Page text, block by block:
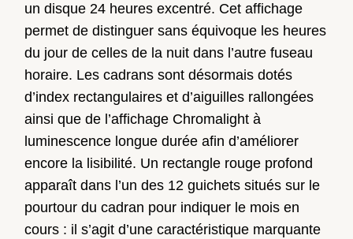
un disque 24 heures excentré. Cet affichage
permet de distinguer sans équivoque les heures
du jour de celles de la nuit dans l’autre fuseau
horaire. Les cadrans sont désormais dotés
d’index rectangulaires et d’aiguilles rallongées
ainsi que de l’affichage Chromalight à
luminescence longue durée afin d’améliorer
encore la lisibilité. Un rectangle rouge profond
apparaît dans l’un des 12 guichets situés sur le
pourtour du cadran pour indiquer le mois en
cours : il s’agit d’une caractéristique marquante